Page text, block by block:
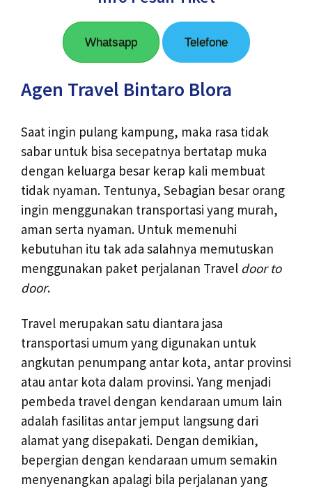
Whatsapp Telefone
Agen Travel Bintaro Blora
Saat ingin pulang kampung, maka rasa tidak
sabar untuk bisa secepatnya bertatap muka
dengan keluarga besar kerap kali membuat
tidak nyaman. Tentunya, Sebagian besar orang
ingin menggunakan transportasi yang murah,
aman serta nyaman. Untuk memenuhi
kebutuhan itu tak ada salahnya memutuskan
menggunakan paket perjalanan Travel door to
door.
Travel merupakan satu diantara jasa
transportasi umum yang digunakan untuk
angkutan penumpang antar kota, antar provinsi
atau antar kota dalam provinsi. Yang menjadi
pembeda travel dengan kendaraan umum lain
adalah fasilitas antar jemput langsung dari
alamat yang disepakati. Dengan demikian,
bepergian dengan kendaraan umum semakin
menyenangkan apalagi bila perjalanan yang